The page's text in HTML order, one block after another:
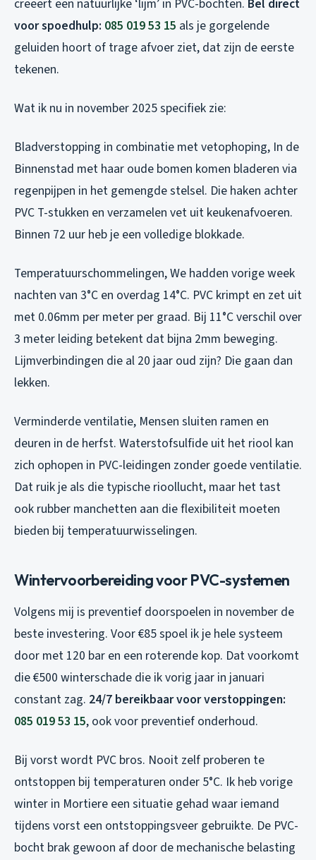
creëert een natuurlijke ‘lijm’ in PVC-bochten. Bel direct
voor spoedhulp: 085 019 53 15 als je gorgelende
geluiden hoort of trage afvoer ziet, dat zijn de eerste
tekenen.
Wat ik nu in november 2025 specifiek zie:
Bladverstopping in combinatie met vetophoping, In de
Binnenstad met haar oude bomen komen bladeren via
regenpijpen in het gemengde stelsel. Die haken achter
PVC T-stukken en verzamelen vet uit keukenafvoeren.
Binnen 72 uur heb je een volledige blokkade.
Temperatuurschommelingen, We hadden vorige week
nachten van 3°C en overdag 14°C. PVC krimpt en zet uit
met 0.06mm per meter per graad. Bij 11°C verschil over
3 meter leiding betekent dat bijna 2mm beweging.
Lijmverbindingen die al 20 jaar oud zijn? Die gaan dan
lekken.
Verminderde ventilatie, Mensen sluiten ramen en
deuren in de herfst. Waterstofsulfide uit het riool kan
zich ophopen in PVC-leidingen zonder goede ventilatie.
Dat ruik je als die typische rioollucht, maar het tast
ook rubber manchetten aan die flexibiliteit moeten
bieden bij temperatuurwisselingen.
Wintervoorbereiding voor PVC-systemen
Volgens mij is preventief doorspoelen in november de
beste investering. Voor €85 spoel ik je hele systeem
door met 120 bar en een roterende kop. Dat voorkomt
die €500 winterschade die ik vorig jaar in januari
constant zag. 24/7 bereikbaar voor verstoppingen:
085 019 53 15, ook voor preventief onderhoud.
Bij vorst wordt PVC bros. Nooit zelf proberen te
ontstoppen bij temperaturen onder 5°C. Ik heb vorige
winter in Mortiere een situatie gehad waar iemand
tijdens vorst een ontstoppingsveer gebruikte. De PVC-
bocht brak gewoon af door de mechanische belasting